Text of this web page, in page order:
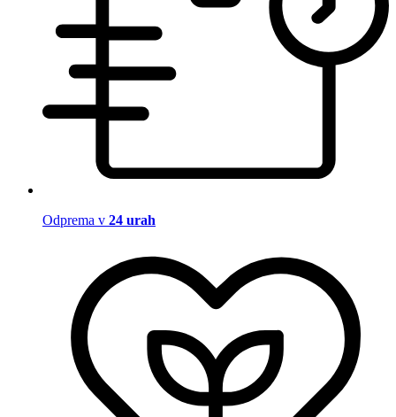
Odprema v 24 urah